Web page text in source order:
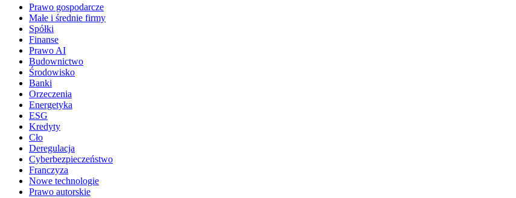
Prawo gospodarcze
Małe i średnie firmy
Spółki
Finanse
Prawo AI
Budownictwo
Środowisko
Banki
Orzeczenia
Energetyka
ESG
Kredyty
Cło
Deregulacja
Cyberbezpieczeństwo
Franczyza
Nowe technologie
Prawo autorskie